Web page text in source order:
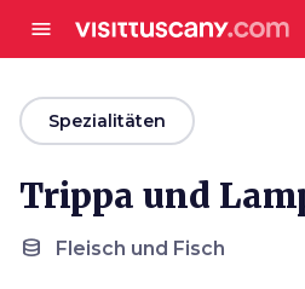
menu
arrow_backSpezialitäten
Trippa und
database Fleisch und Fisch